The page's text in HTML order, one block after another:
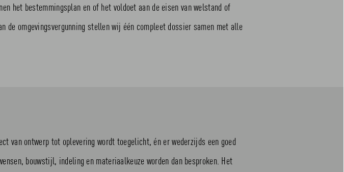
het bestemmingsplan en of het voldoet aan de eisen van welstand of
de omgevingsvergunning stellen wij één compleet dossier samen met alle
van ontwerp tot oplevering wordt toegelicht, én er wederzijds een goed
bouwstijl, indeling en materiaalkeuze worden dan besproken. Het